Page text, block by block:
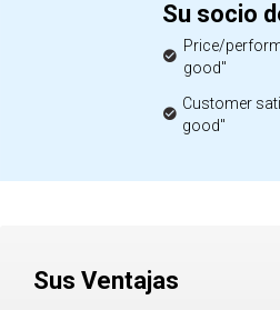
Su socio
Price/
good"
Customer
good"
Sus Ventajas